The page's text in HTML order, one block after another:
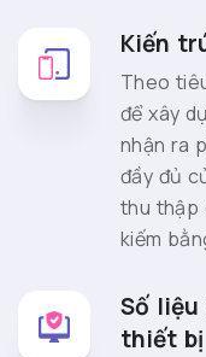
Kiến
Theo
để xây
nhận ra
đầy đủ
thu thập
kiếm
Số
thiết